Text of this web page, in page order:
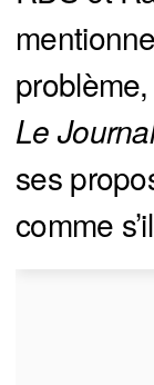
Le
ses
comme